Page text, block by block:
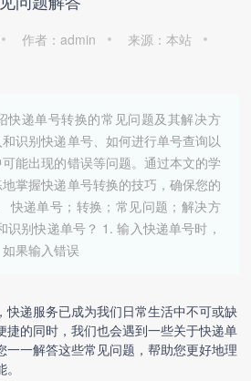
作者：admin
来源：本站
快递单号转换的常见问题及其解决方
识别快递单号、如何进行单号查询以
能出现的错误等问题。通过本文的学
掌握快递单号转换的技巧，确保您的
快递单号；转换；常见问题；解决方
识别快递单号？ 1. 输入快递单号时，
果输入错误
快递服务已成为我们日常生活中不可或缺
捷的同时，我们也会遇到一些关于快递单
一一解答这些常见问题，帮助您更好地理